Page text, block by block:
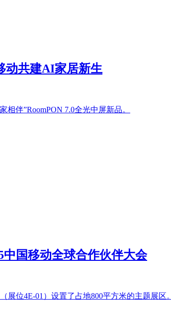
动共建AI家居新生
伴”RoomPON 7.0全光中屏新品。
国移动全球合作伙伴大会
位4E-01）设置了占地800平方米的主题展区。